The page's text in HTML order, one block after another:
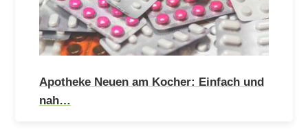
Apotheke Neuen am Kocher: Einfach und
nah…